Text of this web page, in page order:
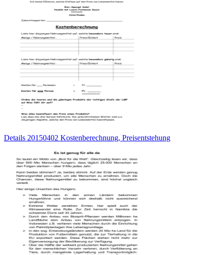
Details 20150402 Kostenberechnung, Preisentstehung